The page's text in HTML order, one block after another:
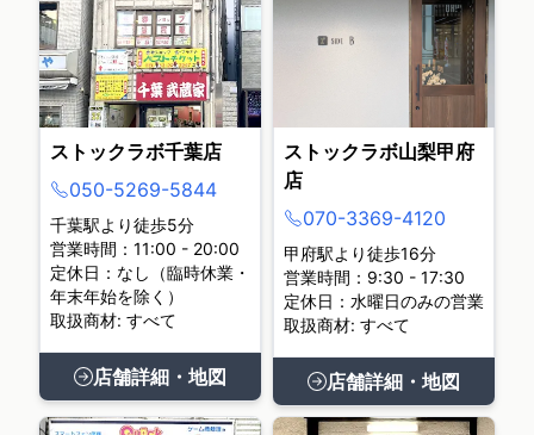
ストックラボ千葉店
050-5269-5844
千葉駅より徒歩5分
営業時間：11:00 - 20:00
定休日：なし（臨時休業・
年末年始を除く）
取扱商材: すべて
店舗詳細・地図
ストックラボ山梨甲府
店
070-3369-4120
甲府駅より徒歩16分
営業時間：9:30 - 17:30
定休日：水曜日のみの営業
取扱商材: すべて
店舗詳細・地図